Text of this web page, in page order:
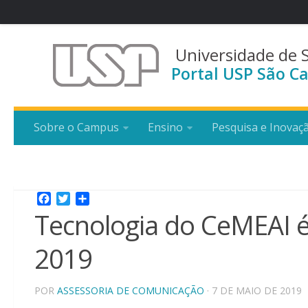
Universidade de
Portal USP São
Sobre o Campus Ensino Pesquisa e
Facebook
Twitter
Tecnologia do CeMEAI
2019
POR ASSESSORIA DE COMUNICAÇÃO · 7 DE MAIO DE 2019